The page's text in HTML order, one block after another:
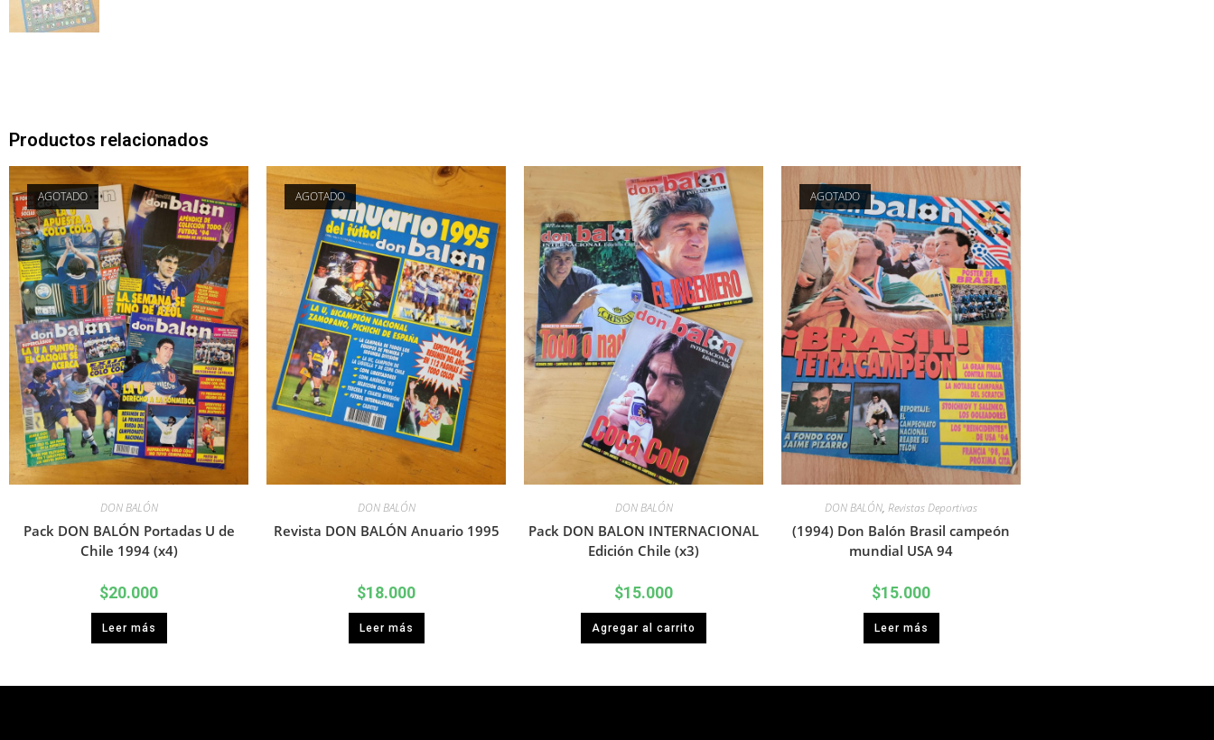
Productos relacionados
AGOTADO
DON BALÓN
Pack DON BALÓN Portadas U de
Chile 1994 (x4)
$20.000
Leer más
AGOTADO
DON BALÓN
Revista DON BALÓN Anuario 1995
$18.000
Leer más
DON BALÓN
Pack DON BALON INTERNACIONAL
Edición Chile (x3)
$15.000
Agregar al carrito
AGOTADO
DON BALÓN, Revistas Deportivas
(1994) Don Balón Brasil campeón
mundial USA 94
$15.000
Leer más